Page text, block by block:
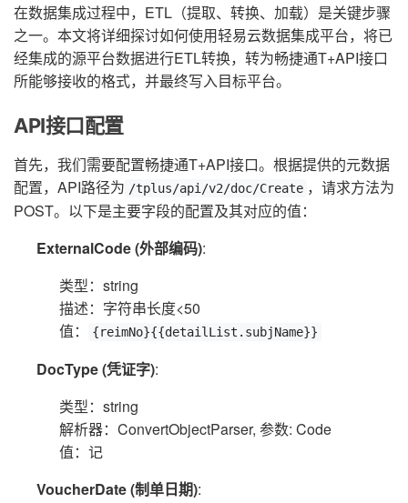
在数据集成过程中，ETL（提取、转换、加载）是关键步骤
之一。本文将详细探讨如何使用轻易云数据集成平台，将已
经集成的源平台数据进行ETL转换，转为畅捷通T+API接口
所能够接收的格式，并最终写入目标平台。
API接口配置
首先，我们需要配置畅捷通T+API接口。根据提供的元数据
配置，API路径为 /tplus/api/v2/doc/Create ，请求方法为
POST。以下是主要字段的配置及其对应的值：
ExternalCode (外部编码):
类型：string
描述：字符串长度<50
值：
{reimNo}{{detailList.subjName}}
DocType (凭证字):
类型：string
解析器：ConvertObjectParser, 参数: Code
值：记
VoucherDate (制单日期):